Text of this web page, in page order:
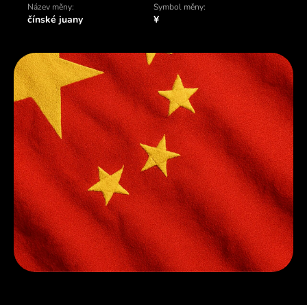
Název měny:
čínské juany
Symbol měny:
¥